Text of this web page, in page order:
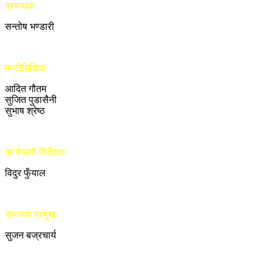
प्रबन्धक
सन्तोष भण्डारी
मल्टीमिडिया
आदित गौतम
सुजित पुडासैनी
सुभाष श्रेष्ठ
कार्यकारी निर्देशक
विदुर फुँयाल
समाचार प्रमुख
सुजन बज्रचार्य